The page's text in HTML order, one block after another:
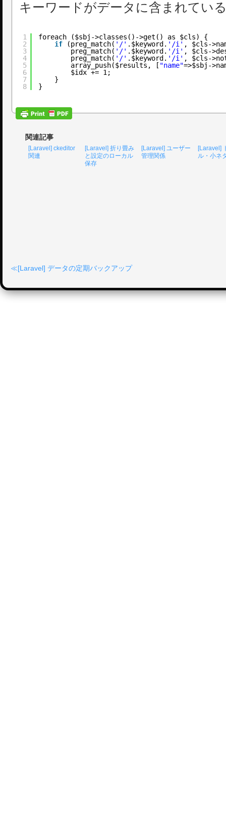
キーワードがデータに含まれてい
1
2
3
4
5
6
7
8
foreach ($sbj->classes()->get() as $cls) {
if
(preg_match( '/' .$keyword. '/i' , $cls-
preg_match( '/' .$keyword. '/i' , $cls-
preg_match( '/' .$keyword. '/i' , $cls-
array_push($results, [ "name"=>$sbj-
$idx += 1;
}
}
関連記事
[Laravel] ckeditor
関連
[Laravel] 折り畳み
と設定のローカル
保存
[Laravel] ユーザー
管理関係
[Laravel]
ル・小ネ
[Laravel] データの定期バックアップ